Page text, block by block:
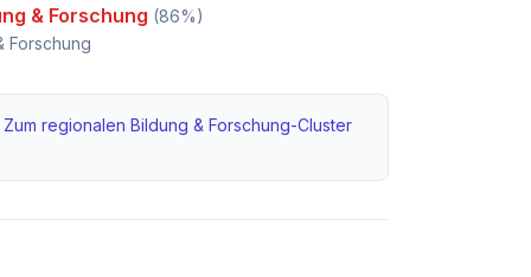
& Forschung (86%)
Forschung
Zum regionalen Bildung & Forschung-Cluster